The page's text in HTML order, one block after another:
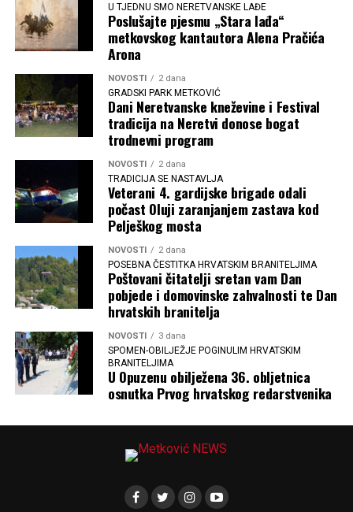
U TJEDNU SMO NERETVANSKE LAĐE
Poslušajte pjesmu „Stara lađa“
metkovskog kantautora Alena Pračića
Arona
NOVOSTI 2 dana
GRADSKI PARK METKOVIĆ
Dani Neretvanske kneževine i Festival
tradicija na Neretvi donose bogat
trodnevni program
NOVOSTI 2 dana
TRADICIJA SE NASTAVLJA
Veterani 4. gardijske brigade odali
počast Oluji zaranjanjem zastava kod
Pelješkog mosta
NOVOSTI 2 dana
POSEBNA ČESTITKA HRVATSKIM BRANITELJIMA
Poštovani čitatelji sretan vam Dan
pobjede i domovinske zahvalnosti te Dan
hrvatskih branitelja
NOVOSTI 3 dana
SPOMEN-OBILJEŽJE POGINULIM HRVATSKIM
BRANITELJIMA
U Opuzenu obilježena 36. obljetnica
osnutka Prvog hrvatskog redarstvenika